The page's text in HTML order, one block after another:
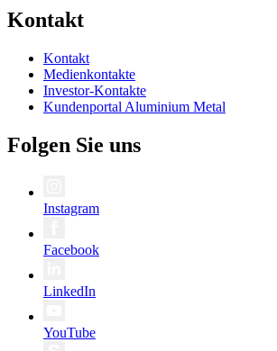
Kontakt
Kontakt
Medienkontakte
Investor-Kontakte
Kundenportal Aluminium Metal
Folgen Sie uns
Instagram
Facebook
LinkedIn
YouTube